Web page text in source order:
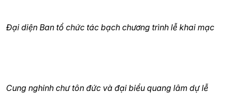
Đại diện Ban tổ chức tác bạch chương trình lễ khai mạc
Cung nghinh chư tôn đức và đại biểu quang lâm dự lễ